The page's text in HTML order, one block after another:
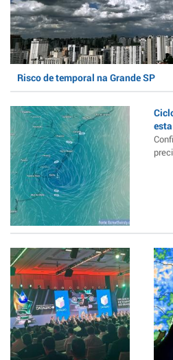
Risco de temporal na Grande SP